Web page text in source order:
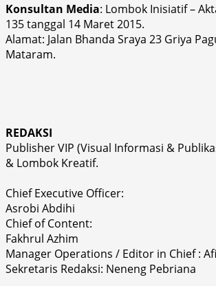
Konsultan Media: Lombok Inisiatif –
135 tanggal 14 Maret 2015.
Alamat: Jalan Bhanda Sraya 23 Griya
Mataram.
REDAKSI
Publisher VIP (Visual Informasi &
& Lombok Kreatif.
Chief Executive Officer:
Asrobi Abdihi
Chief of Content:
Fakhrul Azhim
Manager Operations / Editor in Chief :
Sekretaris Redaksi: Neneng Pebriana